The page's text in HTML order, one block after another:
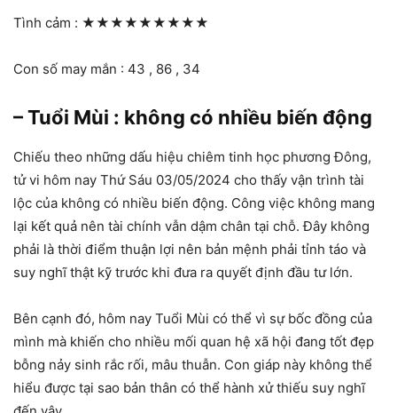
Tình cảm : ★★★★★★★★★
Con số may mắn : 43 , 86 , 34
– Tuổi Mùi : không có nhiều biến động
Chiếu theo những dấu hiệu chiêm tinh học phương Đông,
tử vi hôm nay Thứ Sáu 03/05/2024 cho thấy vận trình tài
lộc của không có nhiều biến động. Công việc không mang
lại kết quả nên tài chính vẫn dậm chân tại chỗ. Đây không
phải là thời điểm thuận lợi nên bản mệnh phải tỉnh táo và
suy nghĩ thật kỹ trước khi đưa ra quyết định đầu tư lớn.
Bên cạnh đó, hôm nay Tuổi Mùi có thể vì sự bốc đồng của
mình mà khiến cho nhiều mối quan hệ xã hội đang tốt đẹp
bỗng nảy sinh rắc rối, mâu thuẫn. Con giáp này không thể
hiểu được tại sao bản thân có thể hành xử thiếu suy nghĩ